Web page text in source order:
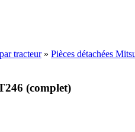
tracteur» Pièces détachées
(complet)